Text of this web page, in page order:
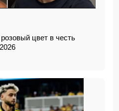
цвет в честь